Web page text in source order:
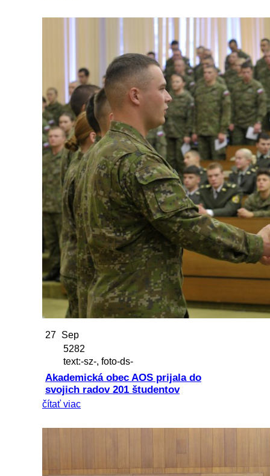
27 Sep
5282
text:-sz-, foto-ds-
Akademická obec AOS prijala do
svojich radov 201 študentov
čítať viac